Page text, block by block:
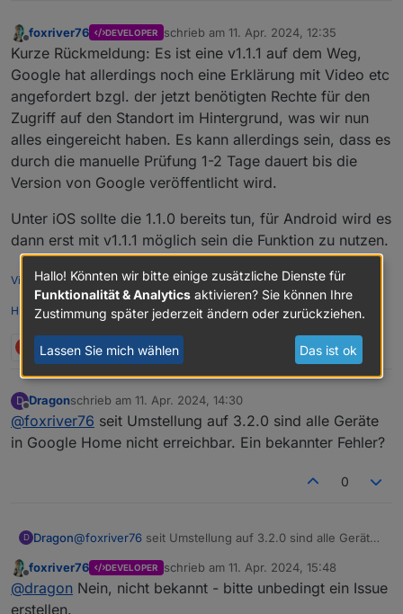
Offline
foxriver76 DEVELOPER schrieb am 11. Apr. 2024, 12:35
zuletzt editiert von
Kurze Rückmeldung: Es ist eine v1.1.1 auf dem Weg,
Google hat allerdings noch eine Erklärung mit Video etc
angefordert bzgl. der jetzt benötigten Rechte für den
Zugriff auf den Standort im Hintergrund, was wir nun
alles eingereicht haben. Es kann allerdings sein, dass es
durch die manuelle Prüfung 1-2 Tage dauert bis die
Version von Google veröffentlicht wird.
Unter iOS sollte die 1.1.0 bereits tun, für Android wird es
dann erst mit v1.1.1 möglich sein die Funktion zu nutzen.
Videotutorials & mehr
Hier könnt ihr mich unterstützen.
1 Antwort 2
D
Offline
Dragonschrieb am 11. Apr. 2024, 14:30
zuletzt editiert von
@foxriver76 seit Umstellung auf 3.2.0 sind alle Geräte
in Google Home nicht erreichbar. Ein bekannter Fehler?
0
D Dragon@foxriver76 seit Umstellung auf 3.2.0 sind alle Geräte
Fehler?
Offline
foxriver76 DEVELOPER schrieb am 11. Apr. 2024, 15:48
zuletzt editiert von
@dragon Nein, nicht bekannt - bitte unbedingt ein Issue
erstellen.
Hallo! Könnten wir bitte einige zusätzliche Dienste für
Funktionalität & Analytics aktivieren? Sie können Ihre
Zustimmung später jederzeit ändern oder zurückziehen.
Lassen Sie mich wählen Das ist ok